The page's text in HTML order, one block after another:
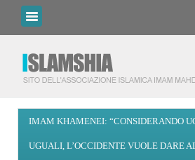
IMAM KHAMENEI: “CONSIDERANDO
UGUALI, L’OCCIDENTE VUOLE DARE